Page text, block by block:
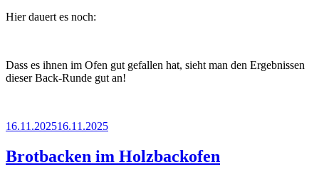
Hier dauert es noch:
Dass es ihnen im Ofen gut gefallen hat, sieht man den Ergebnissen
dieser Back-Runde gut an!
Veröffentlicht
16.11.202516.11.2025
Brotbacken im Holzbackofen